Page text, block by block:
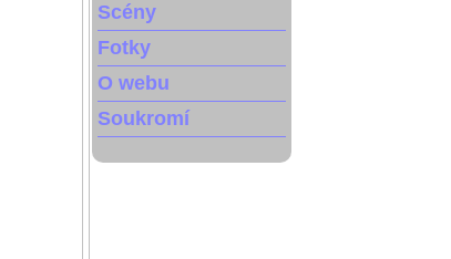
Scény
Fotky
O webu
Soukromí